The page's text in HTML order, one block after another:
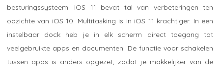
besturingssysteem. iOS 11 bevat tal van verbeteringen ten
opzichte van iOS 10. Multitasking is in iOS 11 krachtiger. In een
instelbaar dock heb je in elk scherm direct toegang tot
veelgebruikte apps en documenten. De functie voor schakelen
tussen apps is anders opgezet, zodat je makkelijker van de